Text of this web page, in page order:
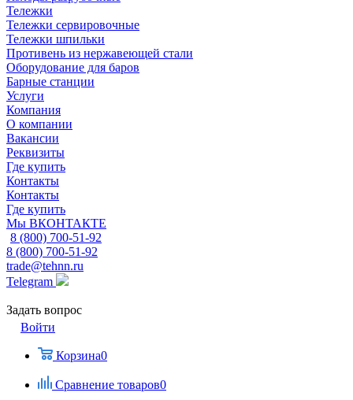
Тележки
Тележки сервировочные
Тележки шпильки
Противень из нержавеющей стали
Оборудование для баров
Барные станции
Услуги
Компания
О компании
Вакансии
Реквизиты
Где купить
Контакты
Контакты
Где купить
Мы ВКОНТАКТЕ
8 (800) 700-51-92
8 (800) 700-51-92
trade@tehnn.ru
Telegram
Задать вопрос
Войти
Корзина0
Сравнение товаров0